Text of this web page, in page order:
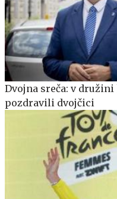
Dvojna sreča: v
pozdravili dvojčici